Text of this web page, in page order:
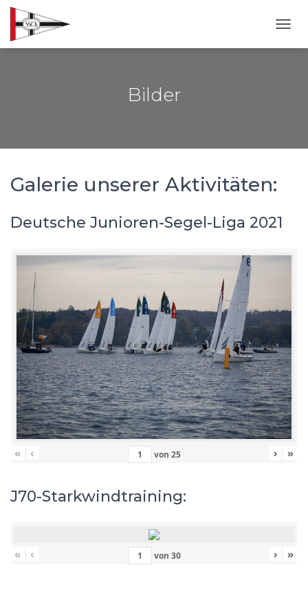
Bilder
Galerie unserer Aktivitäten:
Deutsche Junioren-Segel-Liga 2021
« ‹ von 25 › »
J70-Starkwindtraining:
« ‹ von 30 › »